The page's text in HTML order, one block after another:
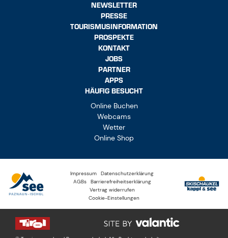
TOURISMUSINFORMATION
PROSPEKTE
KONTAKT
JOBS
PARTNER
APPS
HÄUFIG BESUCHT
Online Buchen
Webcams
Wetter
Online Shop
AGBs
Barrierefreiheitserklärung
Cookie-Einstellungen
© Tourismusverband Paznaun – Ischgl. Alle Rechte vorbehalten.